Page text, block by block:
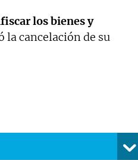
los bienes y
la cancelación de su